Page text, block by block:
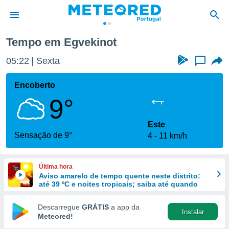
da
foi
fornecidas
a este
das
e
forma
digital
Tempo em Egvekinot
05:22 Sexta ...
Encoberto
9°
Sensação de 9°
Este
4
11 km/h
Última hora
Aviso amarelo de tempo quente neste distrito:
até 39 ºC e noites tropicais; saiba até quando
Descarregue GRÁTIS a app da
Meteored!
Instalar